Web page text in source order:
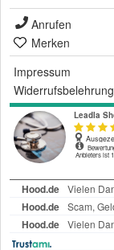
Anrufen
Merken
Impressum
Widerrufsbelehrung